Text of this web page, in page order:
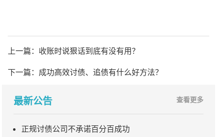
上一篇： 收账时说狠话到底有没有用？
下一篇： 成功高效讨债、追债有什么好方法？
最新公告 查看更多
正规讨债公司不承诺百分百成功